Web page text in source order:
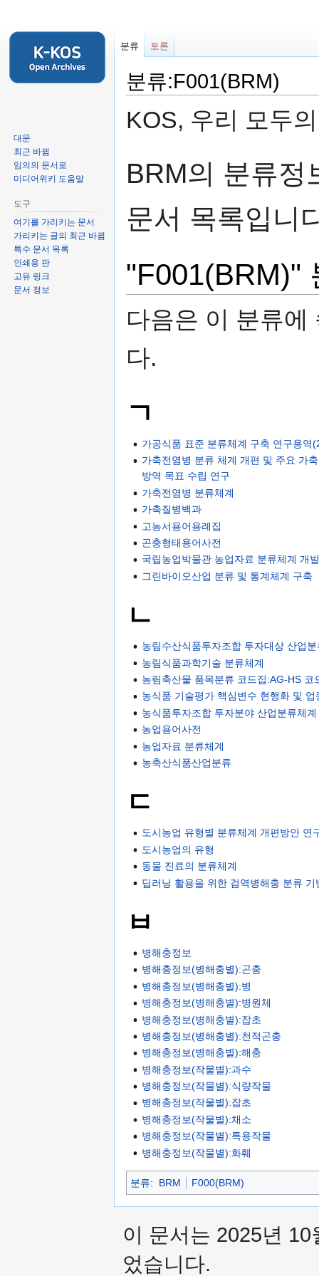
분류:F001(BRM)
KOS, 우리 모두
러
기
로
색
러
가
BRM의 분류
문서 목록입니
"F001(BRM)"
다음은 이 분류에
다.
ㄱ
가공식품 표준 분류체계 구축 연구용역
가축전염병 분류 체계 개편 및 주요 가
방역 목표 수립 연구
가축전염병 분류체계
가축질병백과
고농서용어용례집
곤충형태용어사전
국립농업박물관 농업자료 분류체계 개
그린바이오산업 분류 및 통계체계 구축
ㄴ
농림수산식품투자조합 투자대상 산업분
농림식품과학기술 분류체계
농림축산물 품목분류 코드집:AG-HS 코
농식품 기술평가 핵심변수 현행화 및 업
농식품투자조합 투자분야 산업분류체
농업용어사전
농업자료 분류체계
농축산식품산업분류
ㄷ
도시농업 유형별 분류체계 개편방안 연
도시농업의 유형
동물 진료의 분류체계
딥러닝 활용을 위한 검역병해충 분류
ㅂ
병해충정보
병해충정보(병해충별):곤충
병해충정보(병해충별):병
병해충정보(병해충별):병원체
병해충정보(병해충별):잡초
병해충정보(병해충별):천적곤충
병해충정보(병해충별):해충
병해충정보(작물별):과수
병해충정보(작물별):식량작물
병해충정보(작물별):잡초
병해충정보(작물별):채소
병해충정보(작물별):특용작물
병해충정보(작물별):화훼
분류: BRM F000(BRM)
분류 토론
대문
최근 바뀜
임의의 문서로
미디어위키 도움말
도구
여기를 가리키는 문서
가리키는 글의 최근 바뀜
특수 문서 목록
인쇄용 판
고유 링크
문서 정보
이 문서는 2025년
었습니다.